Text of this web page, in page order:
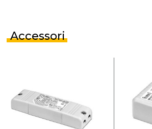
Accessori